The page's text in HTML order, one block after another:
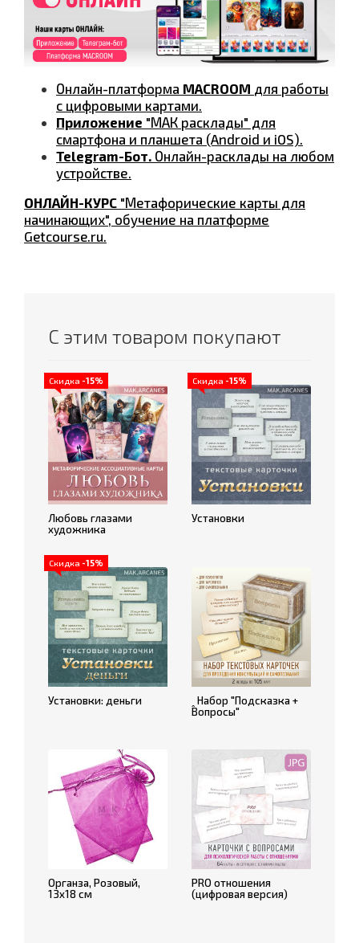
Онлайн-платформа MACROOM для работы
с цифровыми картами.
Приложение "МАК расклады" для
смартфона и планшета (Android и iOS).
Telegram-Бот. Онлайн-расклады на любом
устройстве.
ОНЛАЙН-КУРС "Метафорические карты для
начинающих", обучение на платформе
Getcourse.ru.
С этим товаром покупают
Скидка -15%
Любовь глазами
художника
Скидка -15%
Установки
Скидка -15%
Установки: деньги
ꞈ Набор "Подсказка +
Вопросы"
Органза, Розовый,
13х18 см
PRO отношения
(цифровая версия)